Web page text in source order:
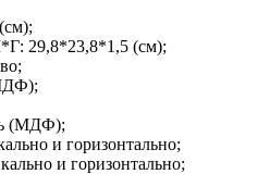
29,8*23,8*1,5 (см);
(МДФ);
и горизонтально;
и горизонтально;